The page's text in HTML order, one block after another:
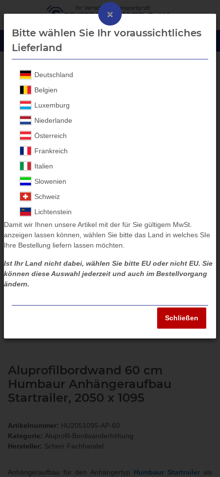
Aluprofil-Bordwanderhöhung
Aluprofilbordwand 60 cm
Humbaur Anhängeraufbau
Startrailer, 2050 x 1095
Artikelnummer: HU2051095-AP-60
Kategorie: Aluprofil-Bordwanderhöhung
Hersteller: Scherr Fachhandel
Anhängeraufbau für den Anhängertyp Humbaur Startrailer als
×
Bitte wählen Sie Ihr voraussichtliches
Lieferland
Deutschland
Belgien
Luxemburg
Niederlande
Österreich
Frankreich
Italien
Slowenien
Schweiz
Lichtenstein
Damit wir Ihnen unsere Artikel mit der für Sie gültigem MwSt.
anzeigen lassen können, wählen Sie bitte das Land in welches SIe
Ihre Bestellung liefern lassen möchten.
Ist Ihr Land nicht dabei, wählen Sie bitte EU oder nicht EU. Sie
können diese Auswahl jederzeit und auch im Bestellvorgang
ändern.
Schließen